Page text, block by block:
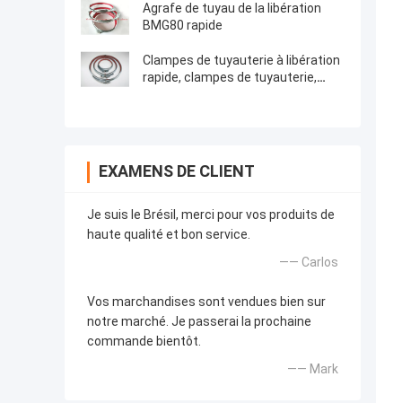
Agrafe de tuyau de la libération
BMG80 rapide
Clampes de tuyauterie à libération
rapide, clampes de tuyauterie,
EXAMENS DE CLIENT
Je suis le Brésil, merci pour vos produits de
haute qualité et bon service.
—— Carlos
Vos marchandises sont vendues bien sur
notre marché. Je passerai la prochaine
commande bientôt.
—— Mark